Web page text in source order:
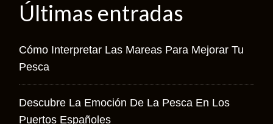
Últimas entradas
Cómo Interpretar Las Mareas Para Mejorar Tu
Pesca
Descubre La Emoción De La Pesca En Los
Puertos Españoles